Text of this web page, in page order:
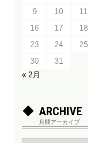
9
10 11
16
17 18
23
24 25
30
31
« 2月
ARCHIVE
月間アーカイブ